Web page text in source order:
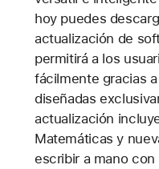
hoy puedes
actualización de
permitirá a los
fácilmente gracias
diseñadas
actualización
Matemáticas y
escribir a mano